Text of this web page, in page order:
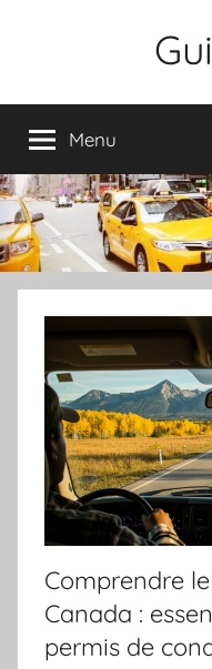
Menu
Comprendre
Canada :
permis de